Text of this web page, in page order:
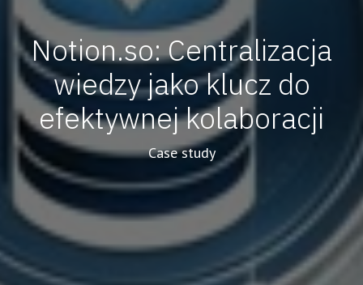
Notion.so: Centralizacja
wiedzy jako klucz do
efektywnej kolaboracji
Case study